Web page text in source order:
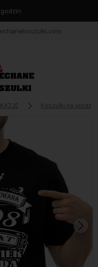
Koszulki na